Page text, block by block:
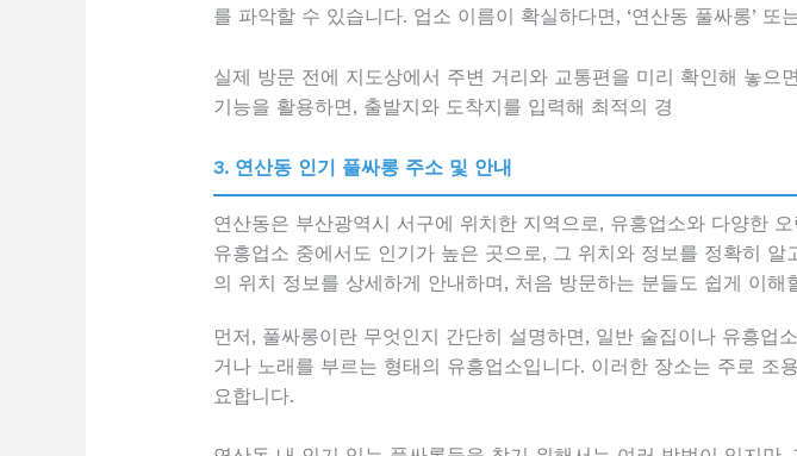
를 파악할 수 있습니다. 업소 이름이 확실하다면, ‘연산동 풀싸롱’
실제 방문 전에 지도상에서 주변 거리와 교통편을 미리 확인해 놓으
기능을 활용하면, 출발지와 도착지를 입력해 최적의 경
3. 연산동 인기 풀싸롱 주소 및 안내
연산동은 부산광역시 서구에 위치한 지역으로, 유흥업소와 다양한
유흥업소 중에서도 인기가 높은 곳으로, 그 위치와 정보를 정확히
의 위치 정보를 상세하게 안내하며, 처음 방문하는 분들도 쉽게 이해
먼저, 풀싸롱이란 무엇인지 간단히 설명하면, 일반 술집이나 유흥
거나 노래를 부르는 형태의 유흥업소입니다. 이러한 장소는 주로
요합니다.